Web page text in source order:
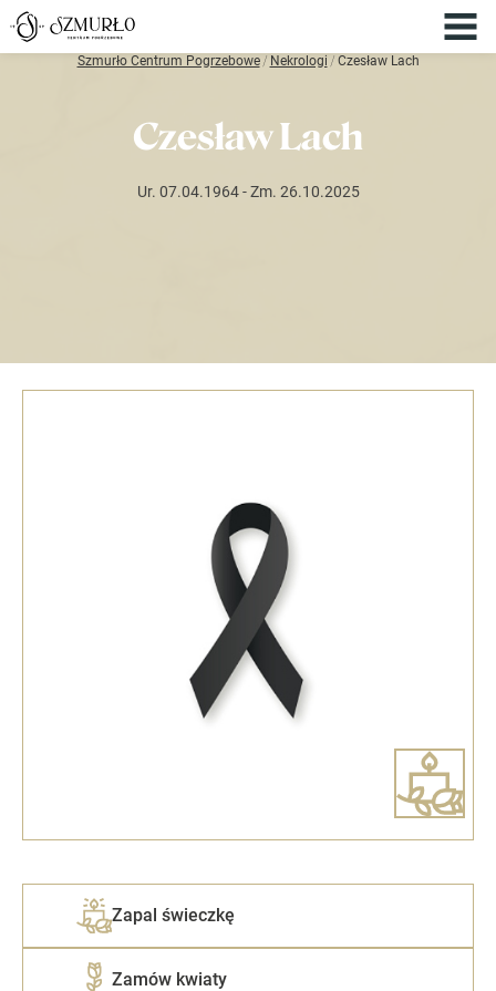
Szmurło Centrum Pogrzebowe/ Nekrologi / Czesław Lach
Czesław Lach
Ur. 07.04.1964 - Zm. 26.10.2025
Zapal świeczkę
Zamów kwiaty